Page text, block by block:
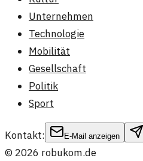
Unternehmen
Technologie
Mobilität
Gesellschaft
Politik
Sport
Kontakt: E-Mail anzeigen
© 2026 robukom.de